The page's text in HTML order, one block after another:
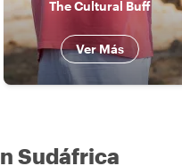
The Cultural Buff
Ver Más
Sudáfrica